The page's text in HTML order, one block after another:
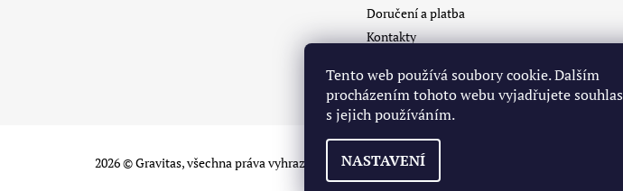
Doručení a platba
Kontakty
Vrácení zboží - oblečení
2026 © Gravitas, všechna práva vyhrazena Upravit nastavení cookies
Tento web používá soubory cookie. Dalším
procházením tohoto webu vyjadřujete souhlas
s jejich používáním.
NASTAVENÍ